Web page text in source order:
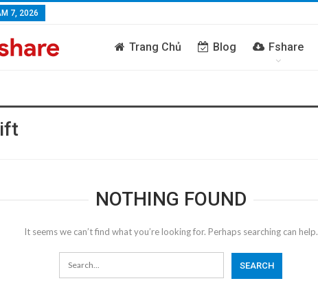
7, 2026
Trang Chủ Blog Fshare
NOTHING FOUND
It seems we can’t find what you’re looking for. Perhaps searching can help.